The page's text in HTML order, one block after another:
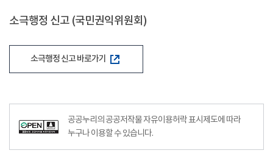
소극행정 신고 (국민권익위원회)
소극행정 신고 바로가기
공공누리의 공공저작물 자유이용허락 표시제도에 따라
누구나 이용할 수 있습니다.